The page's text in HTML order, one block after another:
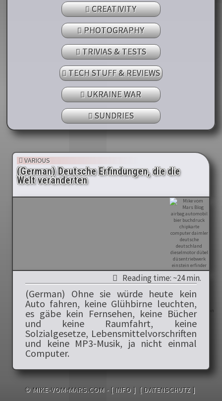
CREATIVITY
PHOTOGRAPHY
TRIVIAS & TESTS
TECH STUFF & REVIEWS
UKRAINE WAR
SUNDRIES
VARIOUS
(German) Deutsche Erfindungen, die die
Welt veränderten
Reading time: ~24 min.
(German) Ohne sie würde heute kein
Auto fahren, keine Glühbirne leuchten,
es gäbe kein Fernsehen, keine Bücher
und keine Raumfahrt, keine
Solzialgesetze, Lebensmittelvorschriften
und keine MP3-Musik, ja nicht einmal
Computer.
© MIKE-VOM-MARS.COM - [ INFO ] [ DATENSCHUTZ ]